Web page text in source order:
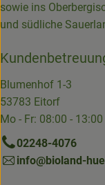
sowie ins
und südliche
Blumenhof 1-3
53783 Eitorf
Mo - Fr: 08:00 - 13:00
02248-4076
info@bioland-